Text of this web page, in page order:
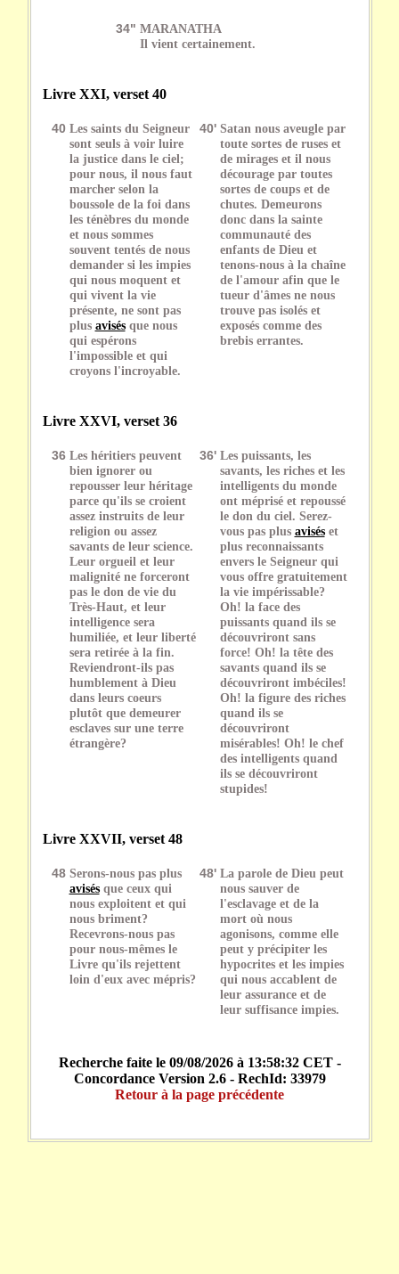
34" MARANATHA
Il vient certainement.
Livre XXI, verset 40
40 Les saints du Seigneur
sont seuls à voir luire
la justice dans le ciel;
pour nous, il nous faut
marcher selon la
boussole de la foi dans
les ténèbres du monde
et nous sommes
souvent tentés de nous
demander si les impies
qui nous moquent et
qui vivent la vie
présente, ne sont pas
plus avisésque nous
qui espérons
l'impossible et qui
croyons l'incroyable.
40' Satan nous aveugle par
toute sortes de ruses et
de mirages et il nous
décourage par toutes
sortes de coups et de
chutes. Demeurons
donc dans la sainte
communauté des
enfants de Dieu et
tenons-nous à la chaîne
de l'amour afin que le
tueur d'âmes ne nous
trouve pas isolés et
exposés comme des
brebis errantes.
Livre XXVI, verset 36
36 Les héritiers peuvent
bien ignorer ou
repousser leur héritage
parce qu'ils se croient
assez instruits de leur
religion ou assez
savants de leur science.
Leur orgueil et leur
malignité ne forceront
pas le don de vie du
Très-Haut, et leur
intelligence sera
humiliée, et leur liberté
sera retirée à la fin.
Reviendront-ils pas
humblement à Dieu
dans leurs coeurs
plutôt que demeurer
esclaves sur une terre
étrangère?
36' Les puissants, les
savants, les riches et les
intelligents du monde
ont méprisé et repoussé
le don du ciel. Serez-
vous pas plus aviséset
plus reconnaissants
envers le Seigneur qui
vous offre gratuitement
la vie impérissable?
Oh! la face des
puissants quand ils se
découvriront sans
force! Oh! la tête des
savants quand ils se
découvriront imbéciles!
Oh! la figure des riches
quand ils se
découvriront
misérables! Oh! le chef
des intelligents quand
ils se découvriront
stupides!
Livre XXVII, verset 48
48 Serons-nous pas plus
avisésque ceux qui
nous exploitent et qui
nous briment?
Recevrons-nous pas
pour nous-mêmes le
Livre qu'ils rejettent
loin d'eux avec mépris?
48' La parole de Dieu peut
nous sauver de
l'esclavage et de la
mort où nous
agonisons, comme elle
peut y précipiter les
hypocrites et les impies
qui nous accablent de
leur assurance et de
leur suffisance impies.
Recherche faite le 09/08/2026 à 13:58:32 CET -
Concordance Version 2.6 - RechId: 33979
Retour à la page précédente